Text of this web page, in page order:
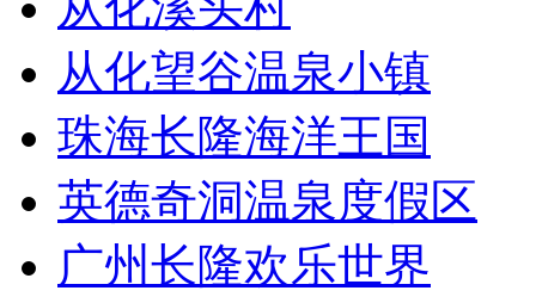
从化望谷温泉小镇
珠海长隆海洋王国
英德奇洞温泉度假区
广州长隆欢乐世界